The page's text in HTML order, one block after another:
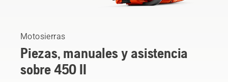
Motosierras
Piezas, manuales y asistencia
sobre 450 II